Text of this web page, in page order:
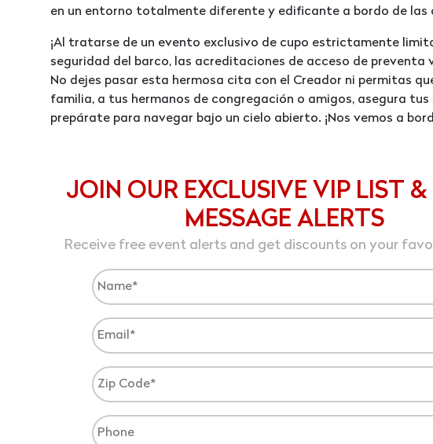
en un entorno totalmente diferente y edificante a bordo de las
¡Al tratarse de un evento exclusivo de cupo estrictamente
seguridad del barco, las acreditaciones de acceso de preventa
No dejes pasar esta hermosa cita con el Creador ni permitas
familia, a tus hermanos de congregación o amigos, asegura
prepárate para navegar bajo un cielo abierto. ¡Nos vemos a
JOIN OUR EXCLUSIVE VIP LIST &
MESSAGE ALERTS
Receive free event alerts and get discounts on your